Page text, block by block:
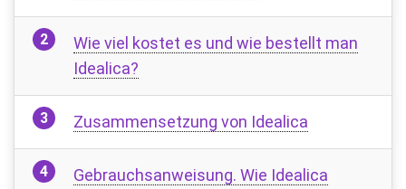
Wie viel kostet es und wie bestellt man
Idealica?
Zusammensetzung von Idealica
Gebrauchsanweisung. Wie Idealica